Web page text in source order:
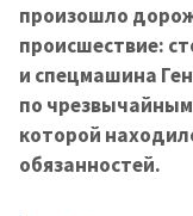
произошло
происшествие:
и спецмашина
по
которой
обязанностей.